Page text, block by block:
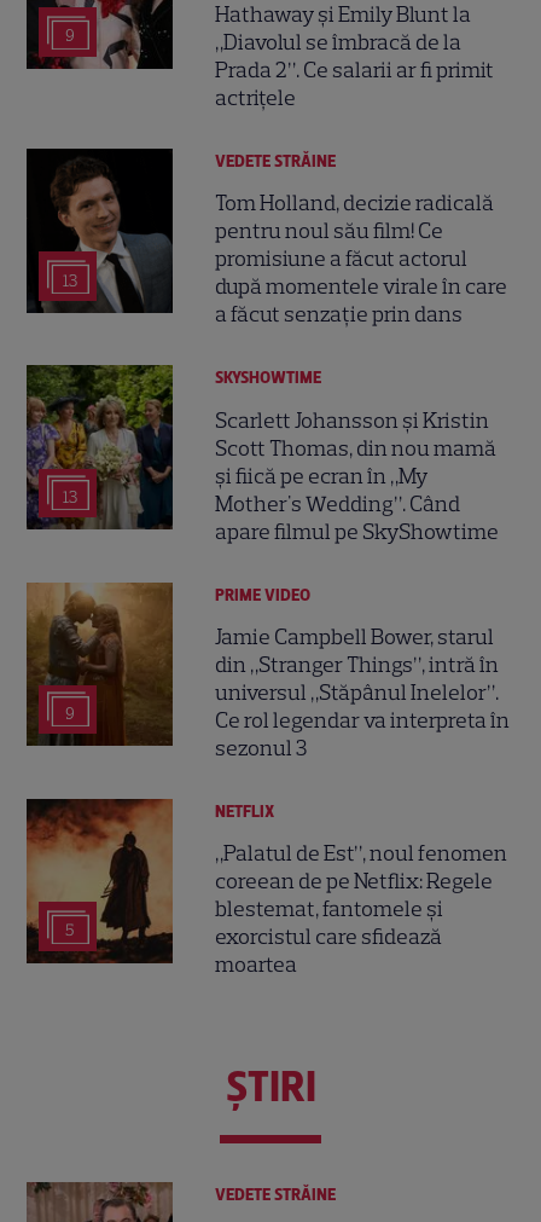
9
Hathaway și Emily Blunt la
„Diavolul se îmbracă de la
Prada 2”. Ce salarii ar fi primit
actrițele
13
VEDETE STRĂINE
Tom Holland, decizie radicală
pentru noul său film! Ce
promisiune a făcut actorul
după momentele virale în care
a făcut senzație prin dans
13
SKYSHOWTIME
Scarlett Johansson și Kristin
Scott Thomas, din nou mamă
și fiică pe ecran în „My
Mother's Wedding”. Când
apare filmul pe SkyShowtime
9
PRIME VIDEO
Jamie Campbell Bower, starul
din „Stranger Things”, intră în
universul „Stăpânul Inelelor”.
Ce rol legendar va interpreta în
sezonul 3
5
NETFLIX
„Palatul de Est”, noul fenomen
coreean de pe Netflix: Regele
blestemat, fantomele și
exorcistul care sfidează
moartea
ŞTIRI
VEDETE STRĂINE